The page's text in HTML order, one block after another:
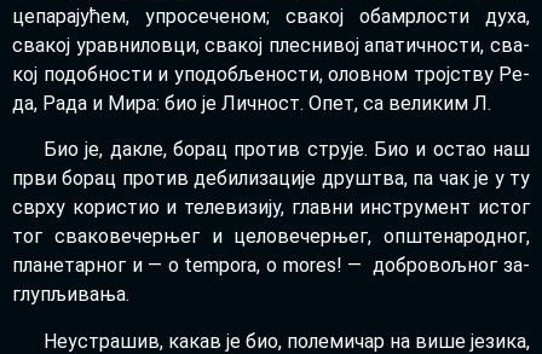
це­па­ра­ју­ћем, упро­се­че­ном; сва­кој оба­мр­ло­сти ду­ха,
сва­кој урав­ни­лов­ци, сва­кој пле­сни­вој апа­тич­но­сти, сва­
кој по­доб­но­сти и упо­до­бље­но­сти, олов­ном трој­ству Ре­
да, Ра­да и Ми­ра: био је Лич­ност. Опет, са ве­ли­ким Л.
Био је, да­кле, бо­рац про­тив стру­је. Био и остао наш
пр­ви бо­рац про­тив де­би­ли­за­ци­је дру­штва, па чак је у ту
свр­ху ко­ри­стио и те­ле­ви­зи­ју, глав­ни ин­стру­мент истог
тог сва­ко­ве­чер­њег и це­ло­ве­чер­њег, оп­ште­на­род­ног,
пла­не­тар­ног и — o tem­po­ra, o mo­res! — до­бро­вољ­ног за­
глу­пљи­ва­ња.
Не­у­стра­шив, ка­кав је био, по­ле­ми­чар на ви­ше је­зи­ка,